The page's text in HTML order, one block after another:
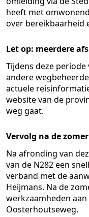
heeft met
over bereikbaarheid
Let op: meerdere
Tijdens deze
andere
actuele
website van de
weg gaat.
Vervolg na de zomer
Na afronding van
van de N282 een
verband met de
Heijmans. Na de
werkzaamheden
Oosterhoutseweg.